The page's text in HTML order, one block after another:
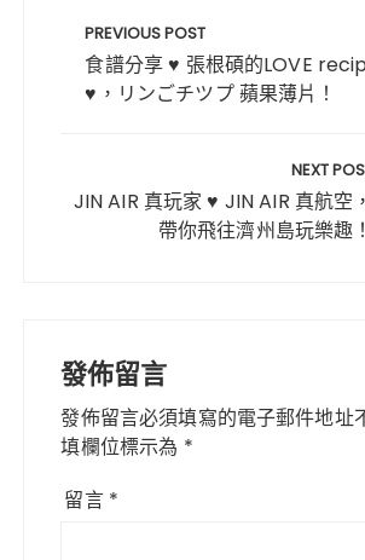
e
b
o
k
te
r st A
p
PREVIOUS POST
食譜分享 ♥ 張根碩的LOVE
♥，リンごチツプ 蘋果薄片！
NEXT
JIN AIR 真玩家 ♥ JIN AIR 真航空，
帶你飛往濟州島玩樂趣！
發佈留言
發佈留言必須填寫的電子郵件地址
填欄位標示為 *
留言 *